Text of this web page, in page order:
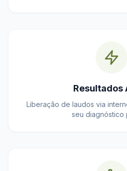
Resultados
Liberação de laudos via
seu diagnóstico